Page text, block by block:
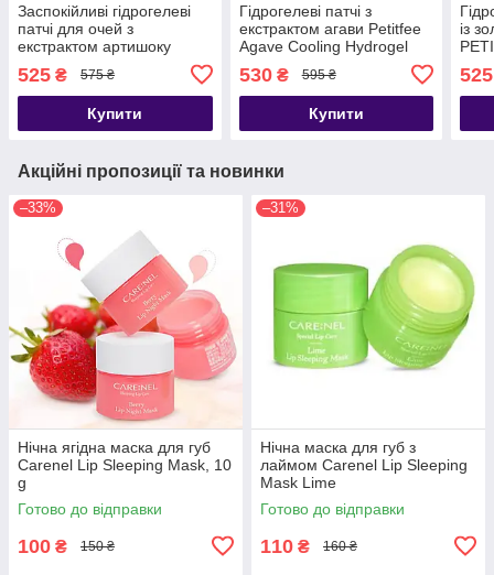
Заспокійливі гідрогелеві
патчі для очей з
екстрактом артишоку
Petitfee Artichoke Soothing
Eye Mask 60 шт
525 ₴ 575 ₴
Купити
Гідрогелеві патчі з
екстрактом агави Petitfee
Agave Cooling Hydrogel
530₴ 595 ₴
Купити
із
525
Акційні пропозиції та новинки
–33%
Нічна ягідна маска для губ
Carenel Lip Sleeping Mask, 10
g
Готово до відправки
100 ₴ 150 ₴
–31%
Нічна маска для губ з
лаймом Carenel Lip Sleeping
Mask Lime
Готово до відправки
110 ₴ 160 ₴